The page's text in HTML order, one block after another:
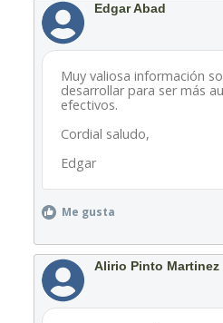
Edgar Abad
Muy valiosa información
desarrollar para ser más
efectivos.
Cordial saludo,
Edgar
Me gusta
Alirio Pinto Martinez